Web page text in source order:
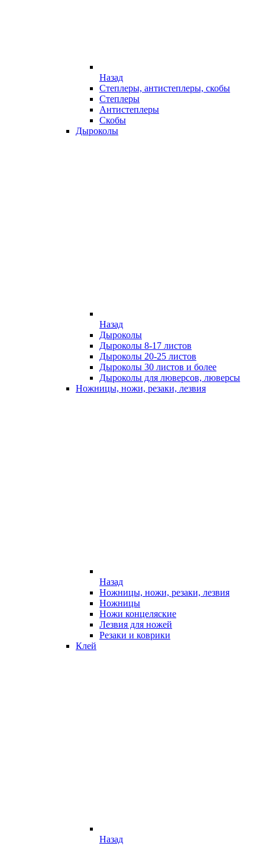
Назад
Степлеры, антистеплеры, скобы
Степлеры
Антистеплеры
Скобы
Дыроколы
Назад
Дыроколы
Дыроколы 8-17 листов
Дыроколы 20-25 листов
Дыроколы 30 листов и более
Дыроколы для люверсов, люверсы
Ножницы, ножи, резаки, лезвия
Назад
Ножницы, ножи, резаки, лезвия
Ножницы
Ножи концеляские
Лезвия для ножей
Резаки и коврики
Клей
Назад